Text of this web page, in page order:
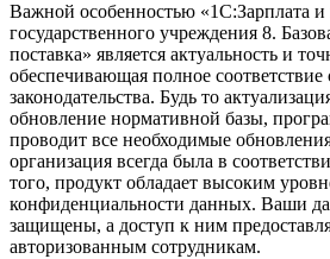
Важной особенностью «1С:Зарплата и
государственного учреждения 8.
поставка» является актуальность и
обеспечивающая полное соответствие
законодательства. Будь то
обновление нормативной базы,
проводит все необходимые
организация всегда была в
того, продукт обладает высоким
конфиденциальности данных. Ваши
защищены, а доступ к ним
авторизованным сотрудникам.